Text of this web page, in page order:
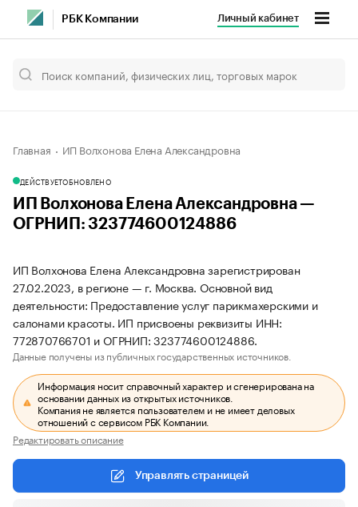
РБК Компании Личный кабинет
Главная ИП Волхонова Елена Александровна
ДЕЙСТВУЕТОБНОВЛЕНО
ИП Волхонова Елена Александровна —
ОГРНИП: 323774600124886
ИП Волхонова Елена Александровна зарегистрирован
27.02.2023, в регионе — г. Москва. Основной вид
деятельности: Предоставление услуг парикмахерскими и
салонами красоты. ИП присвоены реквизиты ИНН:
772870766701 и ОГРНИП: 323774600124886.
Данные получены из публичных государственных источников.
Информация носит справочный характер и сгенерирована на
основании данных из открытых источников.
Компания не является пользователем и не имеет деловых
отношений с сервисом РБК Компании.
Редактировать описание
Управлять страницей